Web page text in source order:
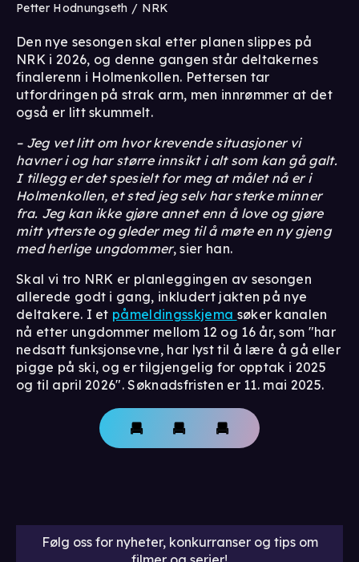
Petter Hodnungseth / NRK
Den nye sesongen skal etter planen slippes på
NRK i 2026, og denne gangen står deltakernes
finalerenn i Holmenkollen. Pettersen tar
utfordringen på strak arm, men innrømmer at det
også er litt skummelt.
– Jeg vet litt om hvor krevende situasjoner vi
havner i og har større innsikt i alt som kan gå galt.
I tillegg er det spesielt for meg at målet nå er i
Holmenkollen, et sted jeg selv har sterke minner
fra. Jeg kan ikke gjøre annet enn å love og gjøre
mitt ytterste og gleder meg til å møte en ny gjeng
med herlige ungdommer, sier han.
Skal vi tro NRK er planleggingen av sesongen
allerede godt i gang, inkludert jakten på nye
deltakere. I et påmeldingsskjema søker kanalen
nå etter ungdommer mellom 12 og 16 år, som "har
nedsatt funksjonsevne, har lyst til å lære å gå eller
pigge på ski, og er tilgjengelig for opptak i 2025
og til april 2026". Søknadsfristen er 11. mai 2025.
Følg oss for nyheter, konkurranser og tips om